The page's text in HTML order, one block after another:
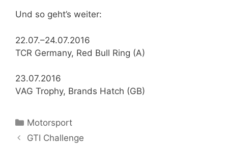
Und so geht’s weiter:
22.07.–24.07.2016
TCR Germany, Red Bull Ring (A)
23.07.2016
VAG Trophy, Brands Hatch (GB)
Kategorien
Motorsport
GTI Challenge